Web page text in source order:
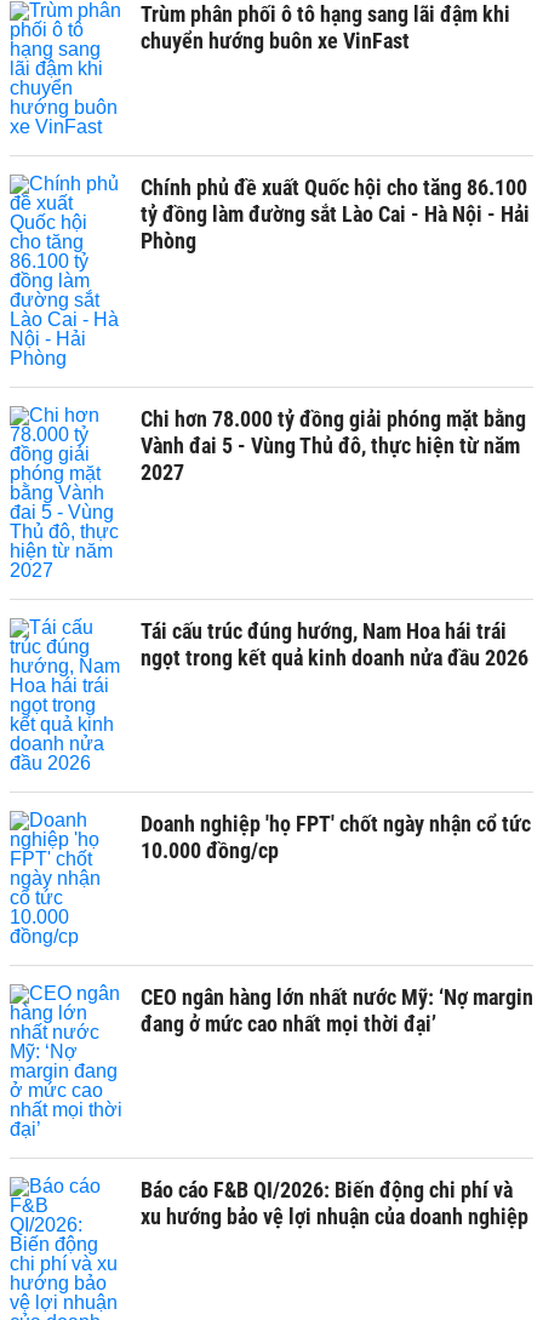
Trùm phân phối ô tô hạng sang lãi đậm khi
chuyển hướng buôn xe VinFast
Chính phủ đề xuất Quốc hội cho tăng 86.100
tỷ đồng làm đường sắt Lào Cai - Hà Nội - Hải
Phòng
Chi hơn 78.000 tỷ đồng giải phóng mặt bằng
Vành đai 5 - Vùng Thủ đô, thực hiện từ năm
2027
Tái cấu trúc đúng hướng, Nam Hoa hái trái
ngọt trong kết quả kinh doanh nửa đầu 2026
Doanh nghiệp 'họ FPT' chốt ngày nhận cổ tức
10.000 đồng/cp
CEO ngân hàng lớn nhất nước Mỹ: ‘Nợ margin
đang ở mức cao nhất mọi thời đại’
Báo cáo F&B QI/2026: Biến động chi phí và
xu hướng bảo vệ lợi nhuận của doanh nghiệp